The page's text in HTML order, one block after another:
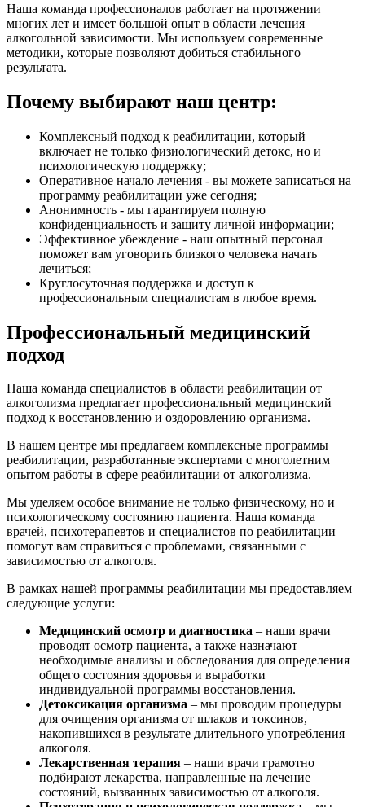
Наша команда профессионалов работает на протяжении
многих лет и имеет большой опыт в области лечения
алкогольной зависимости. Мы используем современные
методики, которые позволяют добиться стабильного
результата.
Почему выбирают наш центр:
Комплексный подход к реабилитации, который
включает не только физиологический детокс, но и
психологическую поддержку;
Оперативное начало лечения - вы можете записаться на
программу реабилитации уже сегодня;
Анонимность - мы гарантируем полную
конфиденциальность и защиту личной информации;
Эффективное убеждение - наш опытный персонал
поможет вам уговорить близкого человека начать
лечиться;
Круглосуточная поддержка и доступ к
профессиональным специалистам в любое время.
Профессиональный медицинский
подход
Наша команда специалистов в области реабилитации от
алкоголизма предлагает профессиональный медицинский
подход к восстановлению и оздоровлению организма.
В нашем центре мы предлагаем комплексные программы
реабилитации, разработанные экспертами с многолетним
опытом работы в сфере реабилитации от алкоголизма.
Мы уделяем особое внимание не только физическому, но и
психологическому состоянию пациента. Наша команда
врачей, психотерапевтов и специалистов по реабилитации
помогут вам справиться с проблемами, связанными с
зависимостью от алкоголя.
В рамках нашей программы реабилитации мы предоставляем
следующие услуги:
Медицинский осмотр и диагностика – наши врачи
проводят осмотр пациента, а также назначают
необходимые анализы и обследования для определения
общего состояния здоровья и выработки
индивидуальной программы восстановления.
Детоксикация организма – мы проводим процедуры
для очищения организма от шлаков и токсинов,
накопившихся в результате длительного употребления
алкоголя.
Лекарственная терапия – наши врачи грамотно
подбирают лекарства, направленные на лечение
состояний, вызванных зависимостью от алкоголя.